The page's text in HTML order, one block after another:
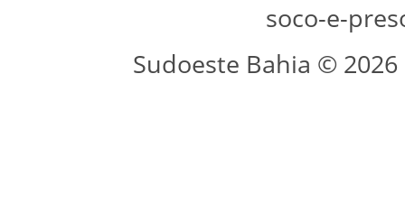
soco-e-
Sudoeste Bahia ©